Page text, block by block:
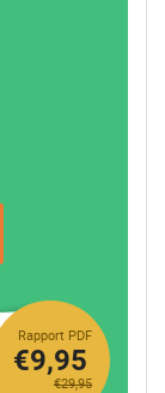
Rapport PDF
€29,95
€9,95